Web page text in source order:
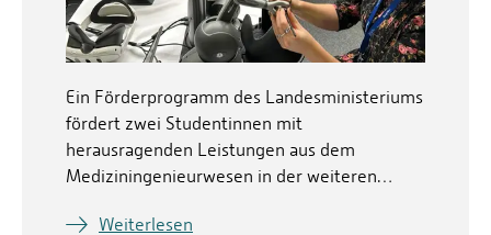
Ein Förderprogramm des Landesministeriums
fördert zwei Studentinnen mit
herausragenden Leistungen aus dem
Mediziningenieurwesen in der weiteren…
Weiterlesen